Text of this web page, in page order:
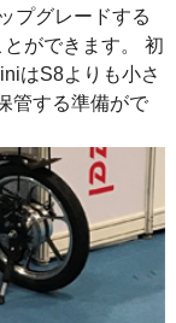
プグレードする
ができます。 初
はS8よりも小さ
管する準備がで